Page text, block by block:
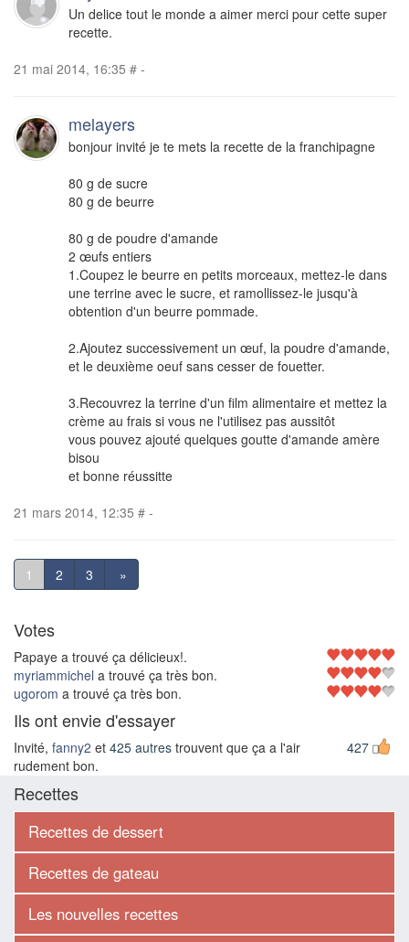
Un delice tout le monde a aimer merci pour cette super
recette.
21 mai 2014, 16:35 # -
melayers
bonjour invité je te mets la recette de la franchipagne
80 g de sucre
80 g de beurre
80 g de poudre d'amande
2 œufs entiers
1.Coupez le beurre en petits morceaux, mettez-le dans
une terrine avec le sucre, et ramollissez-le jusqu'à
obtention d'un beurre pommade.
2.Ajoutez successivement un œuf, la poudre d'amande,
et le deuxième oeuf sans cesser de fouetter.
3.Recouvrez la terrine d'un film alimentaire et mettez la
crème au frais si vous ne l'utilisez pas aussitôt
vous pouvez ajouté quelques goutte d'amande amère
bisou
et bonne réussitte
21 mars 2014, 12:35 # -
1 2 3 »
Votes
Papaye a trouvé ça délicieux!.
myriammichel a trouvé ça très bon.
ugorom a trouvé ça très bon.
Ils ont envie d'essayer
427
Invité, fanny2 et 425 autres trouvent que ça a l'air
rudement bon.
Recettes
Recettes de dessert
Recettes de gateau
Les nouvelles recettes